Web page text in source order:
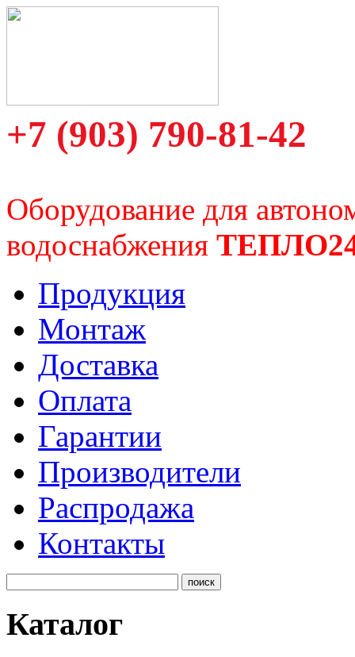
+7 (903) 790-81-42
Оборудование для
водоснабжения
Продукция
Монтаж
Доставка
Оплата
Гарантии
Производители
Распродажа
Контакты
Каталог